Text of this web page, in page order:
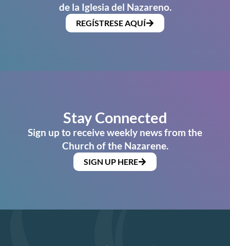
de la Iglesia del Nazareno.
REGÍSTRESE AQUÍ
Stay Connected
Sign up to receive weekly news from the
Church of the Nazarene.
SIGN UP HERE